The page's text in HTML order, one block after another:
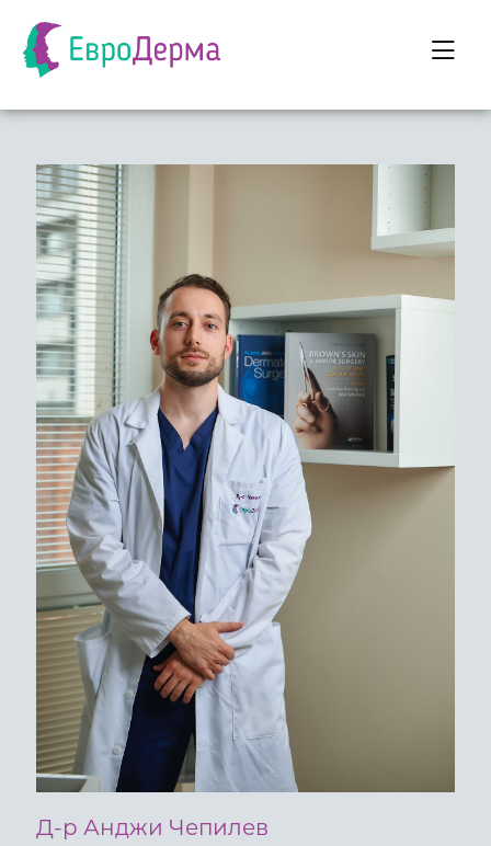
Д-р Анджи Чепилев